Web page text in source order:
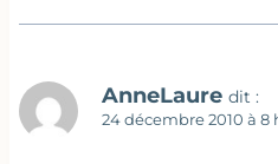
AnneLaure dit :
24 décembre 2010 à 8